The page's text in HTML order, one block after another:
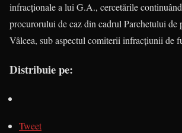
infracţionale a lui G.A., cercetările
procurorului de caz din cadrul Parchetului de
Vâlcea, sub aspectul comiterii infracţiunii de
Distribuie pe:
Tweet